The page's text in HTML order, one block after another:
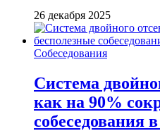
26 декабря 2025
Собеседования
Система
как на 90%
собеседования